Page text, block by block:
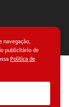
navegação,
publicitário de
Política de